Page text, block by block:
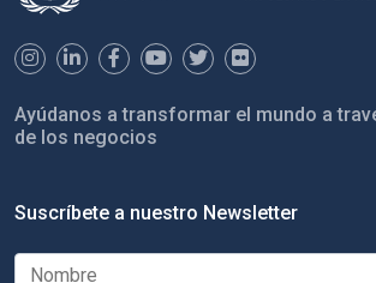
Ayúdanos a transformar el mundo a
de los negocios
Suscríbete a nuestro Newsletter